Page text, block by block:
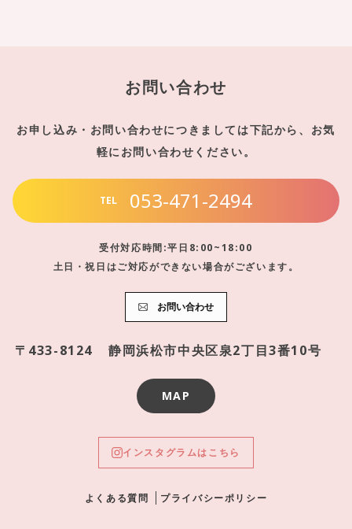
お問い合わせ
お申し込み・お問い合わせにつきましては下記から、お気
軽にお問い合わせください。
TEL 053-471-2494
受付対応時間:平日8:00~18:00
土日・祝日はご対応ができない場合がございます。
お問い合わせ
〒433-8124 静岡浜松市中央区泉2丁目3番10号
MAP
インスタグラムはこちら
よくある質問 プライバシーポリシー